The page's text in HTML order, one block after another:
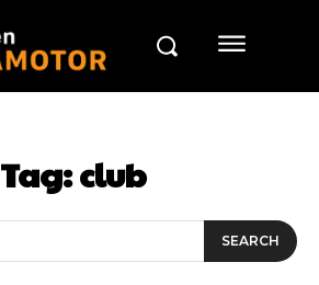
Tag:club
SEARCH